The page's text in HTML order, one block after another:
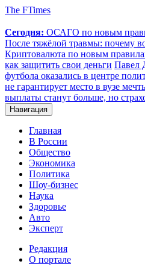
The FTimes
Сегодня: ОСАГО по новым
После тяжёлой травмы: почему
Криптовалюта по новым
как защитить свои деньги Павел
футбола оказались в центре
не гарантирует место в вузе
выплаты станут больше, но
Навигация
Главная
В России
Общество
Экономика
Политика
Шоу-бизнес
Наука
Здоровье
Авто
Эксперт
Редакция
О портале